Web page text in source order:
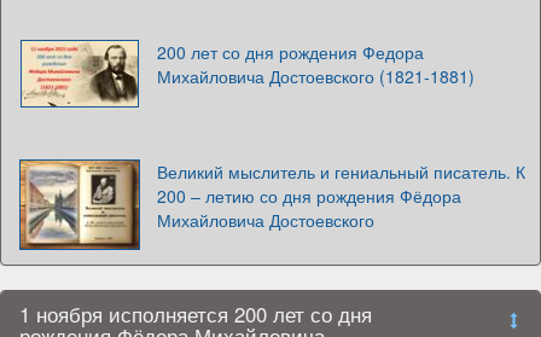
200 лет со дня рождения Федора
Михайловича Достоевского (1821-1881)
Великий мыслитель и гениальный писатель. К
200 – летию со дня рождения Фёдора
Михайловича Достоевского
1 ноября исполняется 200 лет со дня